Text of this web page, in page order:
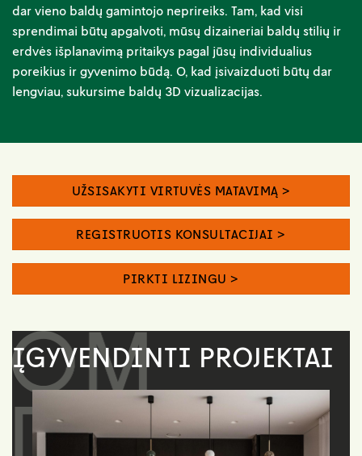
dar vieno baldų gamintojo neprireiks. Tam, kad visi
sprendimai būtų apgalvoti, mũsų dizaineriai baldų stilių ir
erdvės išplanavimą pritaikys pagal jūsų individualius
poreikius ir gyvenimo būdą. O, kad įsivaizduoti būtų dar
lengviau, sukursime baldų 3D vizualizacijas.
UŽSISAKYTI VIRTUVĖS MATAVIMĄ >
REGISTRUOTIS KONSULTACIJAI >
PIRKTI LIZINGU >
ĮGYVENDINTI PROJEKTAI